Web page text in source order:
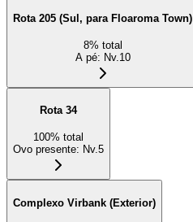
Rota 205 (Sul, para Floaroma Town)
8% total
A pé: Nv.10
Rota 34
100% total
Ovo presente: Nv.5
Complexo Virbank (Exterior)